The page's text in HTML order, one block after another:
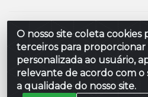
O nosso site coleta cookies
terceiros para
personalizada ao usuário,
relevante de acordo com
a qualidade do nosso site.
Embalar Distribuidora de
Br 104 Al, Loteamento
de Souza, Rio Largo/AL -
10.347.424/